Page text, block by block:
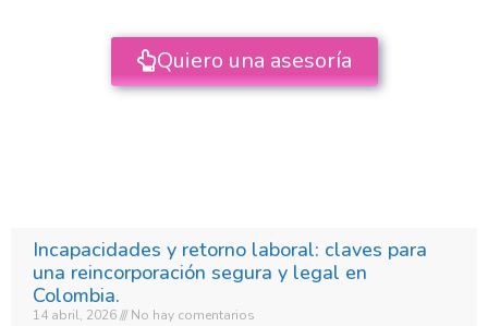
Quiero una asesoría
Incapacidades y retorno laboral: claves para
una reincorporación segura y legal en
Colombia.​
14 abril, 2026 No hay comentarios